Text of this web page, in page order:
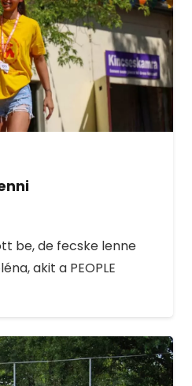
be, de fecske lenne
akit a PEOPLE